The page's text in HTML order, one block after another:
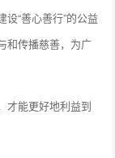
“善心善行”的公益
和传播慈善，为广
才能更好地利益到